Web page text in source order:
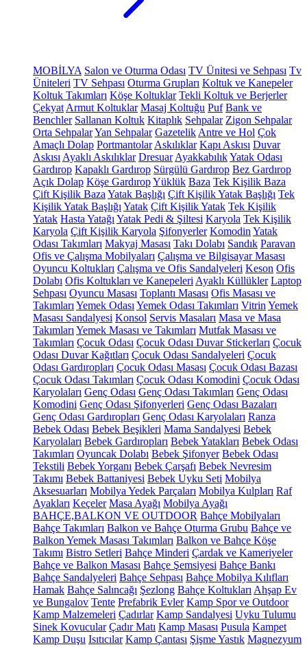
MOBİLYA Salon ve Oturma Odası TV Ünitesi ve Sehpası Tv
Üniteleri TV Sehpası Oturma Grupları Koltuk ve Kanepeler
Koltuk Takımları Köşe Koltuklar Tekli Koltuk ve Berjerler
Çekyat Armut Koltuklar Masaj Koltuğu Puf Bank ve
Benchler Sallanan Koltuk Kitaplık Sehpalar Zigon Sehpalar
Orta SehpalarYan Sehpalar Gazetelik Antre ve Hol Çok
Amaçlı Dolap Portmantolar Askılıklar Kapı Askısı Duvar
Askısı Ayaklı Askılıklar Dresuar AyakkabılıkYatak Odası
Gardırop Kapaklı Gardırop Sürgülü Gardırop Bez Gardırop
Açık Dolap Köşe GardıropYüklük Baza Tek Kişilik Baza
Çift Kişilik Baza Yatak Başlığı Çift Kişilik Yatak Başlığı Tek
Kişilik Yatak Başlığı Yatak Çift Kişilik Yatak Tek Kişilik
Yatak Hasta Yatağı Yatak Pedi & Şiltesi Karyola Tek Kişilik
Karyola Çift Kişilik Karyola Şifonyerler Komodin Yatak
Odası Takımları Makyaj Masası Takı Dolabı Sandık Paravan
Ofis ve Çalışma Mobilyaları Çalışma ve Bilgisayar Masası
Oyuncu Koltukları Çalışma ve Ofis Sandalyeleri Keson Ofis
Dolabı Ofis Koltukları ve Kanepeleri Ayaklı Küllükler Laptop
Sehpası Oyuncu Masası Toplantı Masası Ofis Masası ve
Takımları Yemek Odası Yemek Odası Takımları Vitrin Yemek
Masası Sandalyesi Konsol Servis Masaları Masa ve Masa
Takımları Yemek Masası ve Takımları Mutfak Masası ve
Takımları Çocuk Odası Çocuk Odası Duvar Stickerları Çocuk
Odası Duvar Kağıtları Çocuk Odası Sandalyeleri Çocuk
Odası Gardıropları Çocuk Odası Masası Çocuk Odası Bazası
Çocuk Odası Takımları Çocuk Odası Komodini Çocuk Odası
Karyolaları Genç Odası Genç Odası Takımları Genç Odası
Komodini Genç Odası Şifonyerleri Genç Odası Bazaları
Genç Odası Gardıropları Genç Odası Karyolaları Ranza
Bebek Odası Bebek Beşikleri Mama Sandalyesi Bebek
Karyolaları Bebek Gardıropları Bebek Yatakları Bebek Odası
Takımları Oyuncak Dolabı Bebek Şifonyer Bebek Odası
Tekstili Bebek Yorganı Bebek Çarşafı Bebek Nevresim
Takımı Bebek Battaniyesi Bebek Uyku Seti Mobilya
Aksesuarları Mobilya Yedek Parçaları Mobilya Kulpları Raf
Ayakları Keçeler Masa Ayağı Mobilya Ayağı
BAHÇE,BALKON VE OUTDOOR Bahçe Mobilyaları
Bahçe Takımları Balkon ve Bahçe Oturma Grubu Bahçe ve
Balkon Yemek Masası Takımları Balkon ve Bahçe Köşe
Takımı Bistro Setleri Bahçe Minderi Çardak ve Kameriyeler
Bahçe ve Balkon Masası Bahçe Şemsiyesi Bahçe Bankı
Bahçe Sandalyeleri Bahçe Sehpası Bahçe Mobilya Kılıfları
Hamak Bahçe Salıncağı Şezlong Bahçe Koltukları Ahşap Ev
ve Bungalov Tente Prefabrik Evler Kamp Spor ve Outdoor
Kamp Malzemeleri Çadırlar Kamp Sandalyesi Uyku Tulumu
Sinek Kovucular Çadır Matı Kamp Masası Pusula Kampet
Kamp Duşu Isıtıcılar Kamp Çantası Şişme Yastık Magnezyum